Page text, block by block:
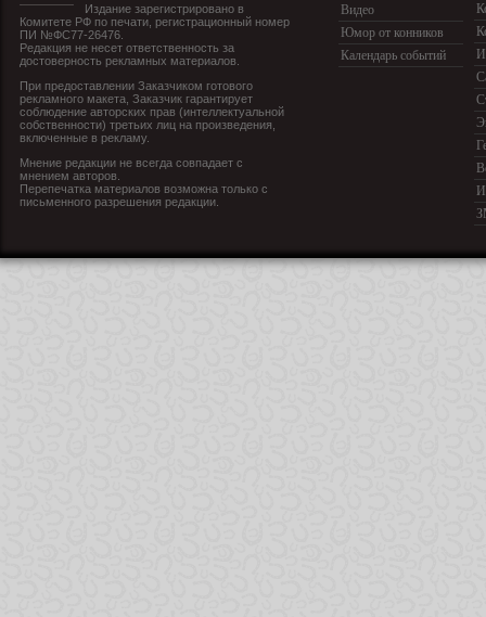
Издание зарегистрировано в
Комитете РФ по печати, регистрационный номер
ПИ №ФС77-26476.
Редакция не несет ответственность за
достоверность рекламных материалов.
При предоставлении Заказчиком готового
рекламного макета, Заказчик гарантирует
соблюдение авторских прав (интеллектуальной
собственности) третьих лиц на произведения,
включенные в рекламу.
Мнение редакции не всегда совпадает с
мнением авторов.
Перепечатка материалов возможна только с
письменного разрешения редакции.
Видео
Юмор от конников
Календарь событий